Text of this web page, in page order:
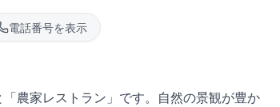
電話番号を表示
農家レストラン」です。自然の景観が豊か